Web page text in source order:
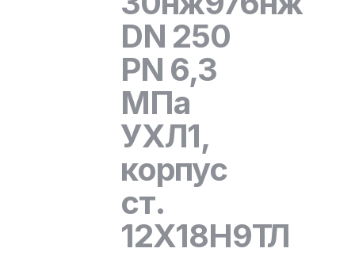
DN 250
PN 6,3
МПа
УХЛ1,
корпус
ст.
12Х18Н9ТЛ